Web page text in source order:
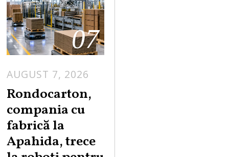
07
AUGUST 7, 2026
G
T
Rondocarton,
compania cu
fabrică la
Apahida, trece